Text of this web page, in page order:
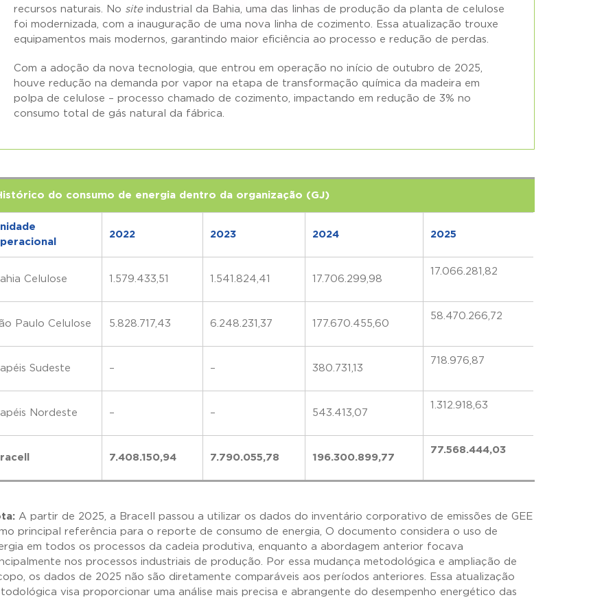
recursos naturais. No siteindustrial da Bahia, uma das linhas de produção da planta de celulose
foi modernizada, com a inauguração de uma nova linha de cozimento. Essa atualização trouxe
equipamentos mais modernos, garantindo maior eficiência ao processo e redução de perdas.
Com a adoção da nova tecnologia, que entrou em operação no início de outubro de 2025,
houve redução na demanda por vapor na etapa de transformação química da madeira em
polpa de celulose – processo chamado de cozimento, impactando em redução de 3% no
consumo total de gás natural da fábrica.
do consumo de energia dentro da organização (GJ)
2022 2023 2024 2025
Celulose 1.579.433,51 1.541.824,41 17.706.299,98
17.066.281,82
Paulo Celulose 5.828.717,43 6.248.231,37 177.670.455,60
58.470.266,72
Sudeste – – 380.731,13
718.976,87
Nordeste – – 543.413,07
1.312.918,63
7.408.150,94 7.790.055,78 196.300.899,77
77.568.444,03
A partir de 2025, a Bracell passou a utilizar os dados do inventário corporativo de emissões de GEE
principal referência para o reporte de consumo de energia, O documento considera o uso de
em todos os processos da cadeia produtiva, enquanto a abordagem anterior focava
nos processos industriais de produção. Por essa mudança metodológica e ampliação de
os dados de 2025 não são diretamente comparáveis aos períodos anteriores. Essa atualização
visa proporcionar uma análise mais precisa e abrangente do desempenho energético das